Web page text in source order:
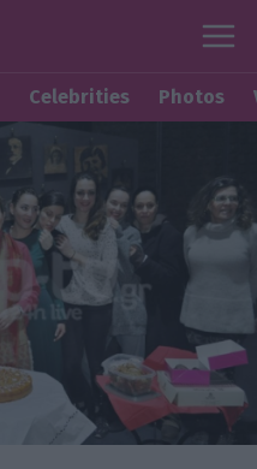
Celebrities Photos